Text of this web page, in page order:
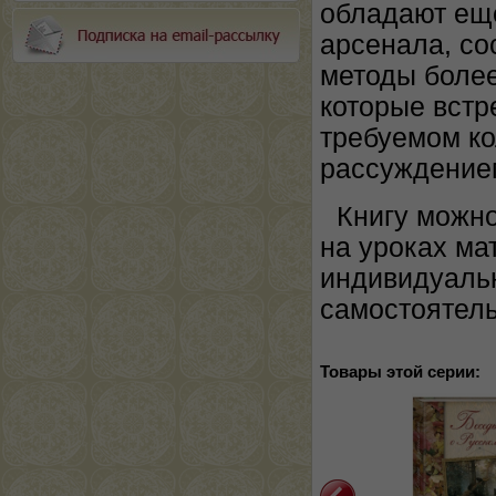
обладают
арсенала,
методы
которые
требуемом
Книгу
на уроках
Товары этой серии: